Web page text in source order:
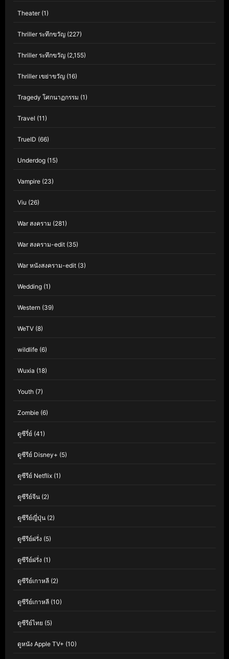
Theater(1)
Thriller ระทึกขวัญ (227)
Thriller ระทึกขวัญ (2,155)
Thriller เขย่าขวัญ (16)
Tragedy โศกนาฏกรรม (1)
Travel (11)
TrueID (66)
Underdog (15)
Vampire (23)
Viu (26)
War สงคราม (281)
War สงคราม-edit (35)
War หนังสงคราม-edit (3)
Wedding (1)
Western (39)
WeTV (8)
wildlife (6)
Wuxia (18)
Youth (7)
Zombie (6)
ดูซีรี่ย์ (41)
ดูซีรีย์ Disney+ (5)
ดูซีรีย์ Netflix (1)
ดูซีรีย์จีน (2)
ดูซีรีย์ญี่ปุ่น (2)
ดูซีรีย์ฝรั่ง (5)
ดูซีรีย์ฝรั่ง (1)
ดูซีรีย์เกาหลี (2)
ดูซีรีย์เกาหลี (10)
ดูซีรีย์ไทย (5)
ดูหนัง Apple TV+ (10)